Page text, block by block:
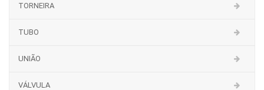
TORNEIRA
TUBO
UNIÃO
VÁLVULA